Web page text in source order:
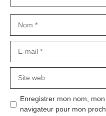
mail
web
Enregistrer mon nom,
navigateur pour mon